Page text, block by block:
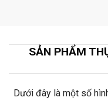
SẢN PHẨM
Dưới đây là một số